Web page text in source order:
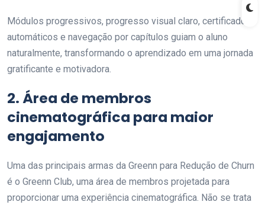
Módulos progressivos, progresso visual claro, certificados
automáticos e navegação por capítulos guiam o aluno
naturalmente, transformando o aprendizado em uma jornada
gratificante e motivadora.
2. Área de membros
cinematográfica para maior
engajamento
Uma das principais armas da Greenn para Redução de Churn
é o Greenn Club, uma área de membros projetada para
proporcionar uma experiência cinematográfica. Não se trata